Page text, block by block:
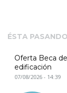
ÉSTA PASANDO
Oferta Beca
edificación
07/08/2026 - 14:39